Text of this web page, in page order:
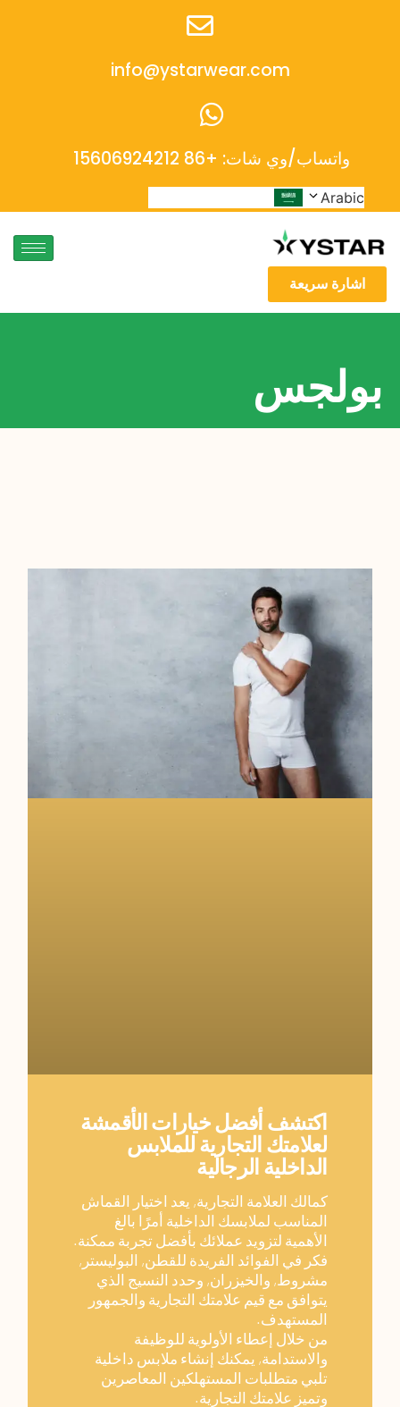
info@ystarwear.com
واتساب/وي شات: +86 15606924212
Arabic
اشارة سريعة
بولجس
اكتشف أفضل خيارات الأقمشة
لعلامتك التجارية للملابس
الداخلية الرجالية
كمالك العلامة التجارية, يعد اختيار القماش
المناسب لملابسك الداخلية أمرًا بالغ
الأهمية لتزويد عملائك بأفضل تجربة ممكنة.
فكر في الفوائد الفريدة للقطن, البوليستر,
مشروط, والخيزران, وحدد النسيج الذي
يتوافق مع قيم علامتك التجارية والجمهور
المستهدف.
من خلال إعطاء الأولوية للوظيفة
والاستدامة, يمكنك إنشاء ملابس داخلية
تلبي متطلبات المستهلكين المعاصرين
وتميز علامتك التجارية.